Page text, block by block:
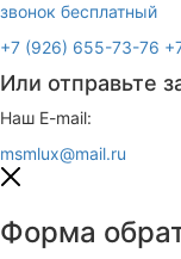
звонок бесплатный
+7 (926) 655-73-76
Или отправьте
Наш E-mail:
msmlux@mail.ru
Форма